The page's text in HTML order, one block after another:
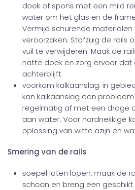
doek of spons met een mild
water om het glas en de
Vermijd schurende materialen
veroorzaken. Stofzuig de rails
vuil te verwijderen. Maak de
natte doek en zorg ervoor dat
achterblijft.
voorkom kalkaanslag: in
kan kalkaanslag een
regelmatig af met een droge
aan water. Voor hardnekkige
oplossing van witte azijn en
Smering van de rails
soepel laten lopen: maak de
schoon en breng een